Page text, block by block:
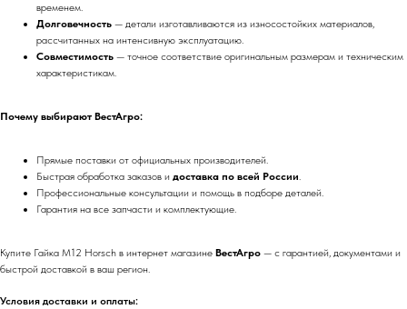
временем.
Долговечность — детали изготавливаются из износостойких материалов,
рассчитанных на интенсивную эксплуатацию.
Совместимость — точное соответствие оригинальным размерам и техническим
характеристикам.
Почему выбирают ВестАгро:
Прямые поставки от официальных производителей.
Быстрая обработка заказов и доставка по всей России.
Профессиональные консультации и помощь в подборе деталей.
Гарантия на все запчасти и комплектующие.
Купите Гайка M12 Horsch в интернет магазине ВестАгро — с гарантией, документами и
быстрой доставкой в ваш регион.
Условия доставки и оплаты: